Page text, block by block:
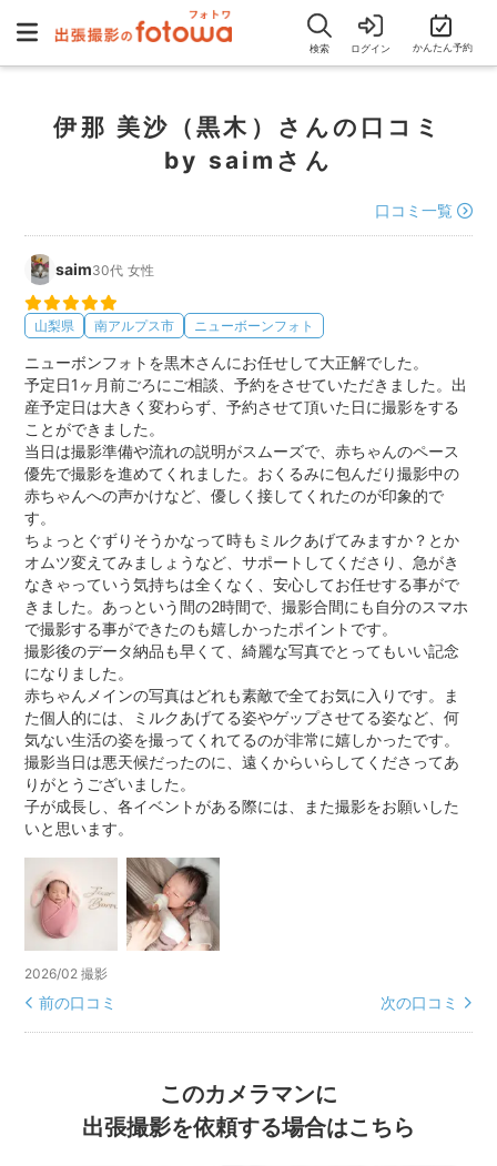
検索 ログイン かんたん予約
伊那 美沙（黒木）さんの口コミ
by saimさん
口コミ一覧
saim30代 女性
山梨県 南アルプス市 ニューボーンフォト
ニューボンフォトを黒木さんにお任せして大正解でした。
予定日1ヶ月前ごろにご相談、予約をさせていただきました。出
産予定日は大きく変わらず、予約させて頂いた日に撮影をする
ことができました。
当日は撮影準備や流れの説明がスムーズで、赤ちゃんのペース
優先で撮影を進めてくれました。おくるみに包んだり撮影中の
赤ちゃんへの声かけなど、優しく接してくれたのが印象的で
す。
ちょっとぐずりそうかなって時もミルクあげてみますか？とか
オムツ変えてみましょうなど、サポートしてくださり、急がき
なきゃっていう気持ちは全くなく、安心してお任せする事がで
きました。あっという間の2時間で、撮影合間にも自分のスマホ
で撮影する事ができたのも嬉しかったポイントです。
撮影後のデータ納品も早くて、綺麗な写真でとってもいい記念
になりました。
赤ちゃんメインの写真はどれも素敵で全てお気に入りです。ま
た個人的には、ミルクあげてる姿やゲップさせてる姿など、何
気ない生活の姿を撮ってくれてるのが非常に嬉しかったです。
撮影当日は悪天候だったのに、遠くからいらしてくださってあ
りがとうございました。
子が成長し、各イベントがある際には、また撮影をお願いした
いと思います。
2026/02 撮影
前の口コミ 次の口コミ
このカメラマンに
出張撮影を依頼する場合はこちら